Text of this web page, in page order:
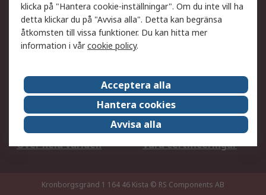
Leverans
Spåra din order
Begär en fakturakopi
Fördelar med RS-konto
Betalningsalternativ
Om RS
Försäljningsvillkor
Det juridiska
Press Centre
Jobba hos RS
ESG
Över hela världen
Våra certificeringar
Kronborgsgränd 1 164 46 Kista © RS Components AB
klicka på "Hantera cookie-inställningar". Om du inte vill ha
detta klickar du på "Avvisa alla". Detta kan begränsa
åtkomsten till vissa funktioner. Du kan hitta mer
information i vårcookie policy.
Acceptera alla
Hantera cookies
Avvisa alla